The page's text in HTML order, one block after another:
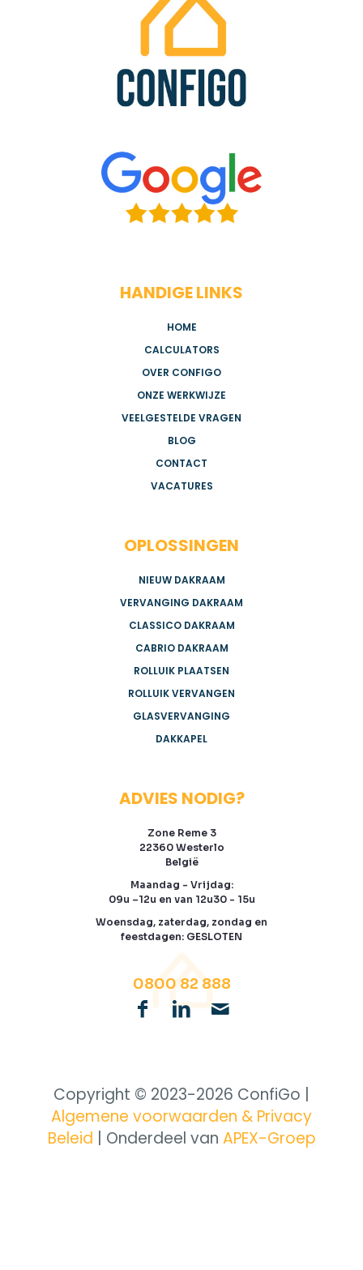
HANDIGE LINKS
HOME
CALCULATORS
OVER CONFIGO
ONZE WERKWIJZE
VEELGESTELDE VRAGEN
BLOG
CONTACT
VACATURES
OPLOSSINGEN
NIEUW DAKRAAM
VERVANGING DAKRAAM
CLASSICO DAKRAAM
CABRIO DAKRAAM
ROLLUIK PLAATSEN
ROLLUIK VERVANGEN
GLASVERVANGING
DAKKAPEL
ADVIES NODIG?
Zone Reme 3
22360 Westerlo
België
Maandag - Vrijdag:
09u –12u en van 12u30 - 15u
Woensdag, zaterdag, zondag en
feestdagen: GESLOTEN
0800 82 888
Copyright © 2023-2026 ConfiGo |
Algemene voorwaarden & Privacy
Beleid | Onderdeel van APEX-Groep